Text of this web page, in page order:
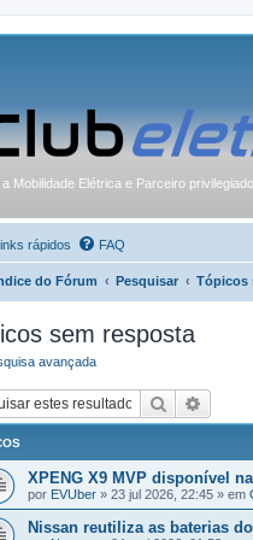
Mobilidade Elétrica e Parceiro
rápidos FAQ
do Fórum Pesquisar Tópicos
sem resposta
avançada
Pesquisar
XPENG X9 MVP disponível
por EVUber » 23 jul 2026, 22:45 » em
Nissan reutiliza as baterias